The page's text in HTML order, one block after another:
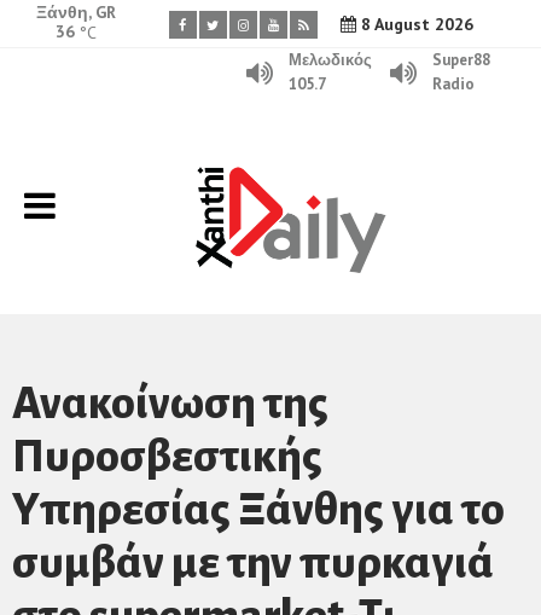
8 August 2026
Ξάνθη, GR
36 °C
Μελωδικός
105.7
Super88
Radio
Ανακοίνωση της
Πυροσβεστικής
Υπηρεσίας Ξάνθης για το
συμβάν με την πυρκαγιά